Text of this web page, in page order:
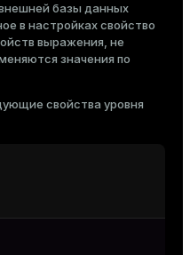
базы данных
в настройках свойство
выражения, не
значения по
свойства уровня